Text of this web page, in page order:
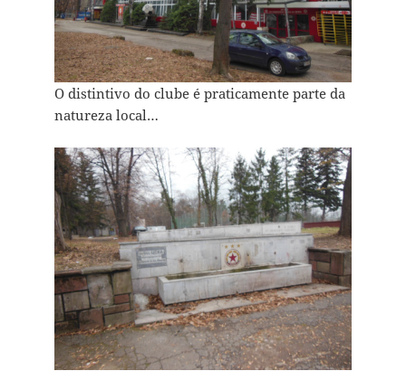
O distintivo do clube é praticamente parte da
natureza local…